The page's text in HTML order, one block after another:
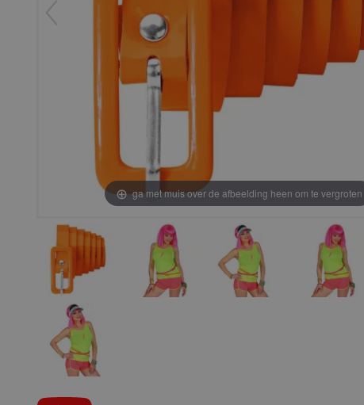
ga met muis over de afbeelding heen om te vergroten